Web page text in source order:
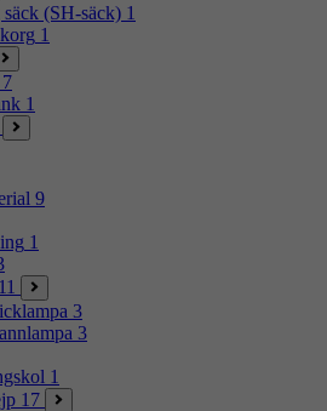
(SH-säck) 1
1
7
1
9
1
11
3
3
1
17